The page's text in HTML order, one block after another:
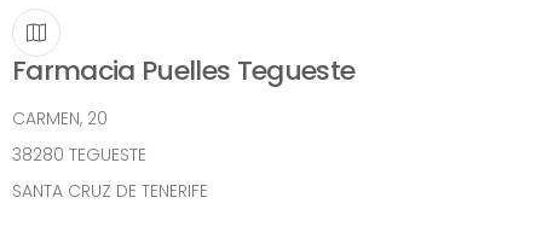
Farmacia Puelles Tegueste
CARMEN, 20
38280 TEGUESTE
SANTA CRUZ DE TENERIFE